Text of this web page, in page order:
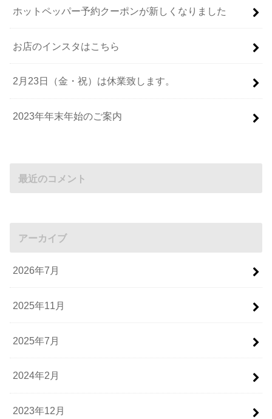
ホットペッパー予約クーポンが新しくなりました
お店のインスタはこちら
2月23日（金・祝）は休業致します。
2023年年末年始のご案内
最近のコメント
アーカイブ
2026年7月
2025年11月
2025年7月
2024年2月
2023年12月